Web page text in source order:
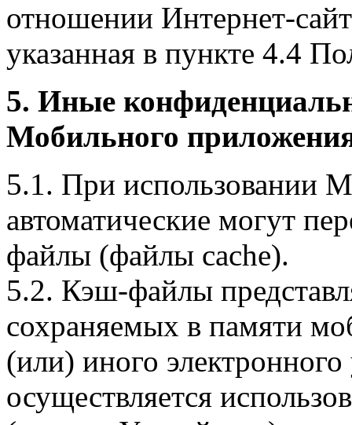
отношении Интернет-
указанная в пункте 4.4
5. Иные
Мобильного
5.1. При использовании
автоматические могут
файлы (файлы cache).
5.2. Кэш-файлы
сохраняемых в памяти
(или) иного электронного
осуществляется